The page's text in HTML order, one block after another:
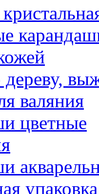
дереву,
валяния
цветные
упаковка